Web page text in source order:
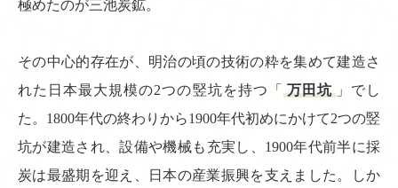
極めたのが三池炭鉱。
その中心的存在が、明治の頃の技術の粋を集めて建造さ
れた日本最大規模の2つの竪坑を持つ「
万田坑 」でし
た。1800年代の終わりから1900年代初めにかけて2つの竪
坑が建造され、設備や機械も充実し、1900年代前半に採
炭は最盛期を迎え、日本の産業振興を支えました。しか